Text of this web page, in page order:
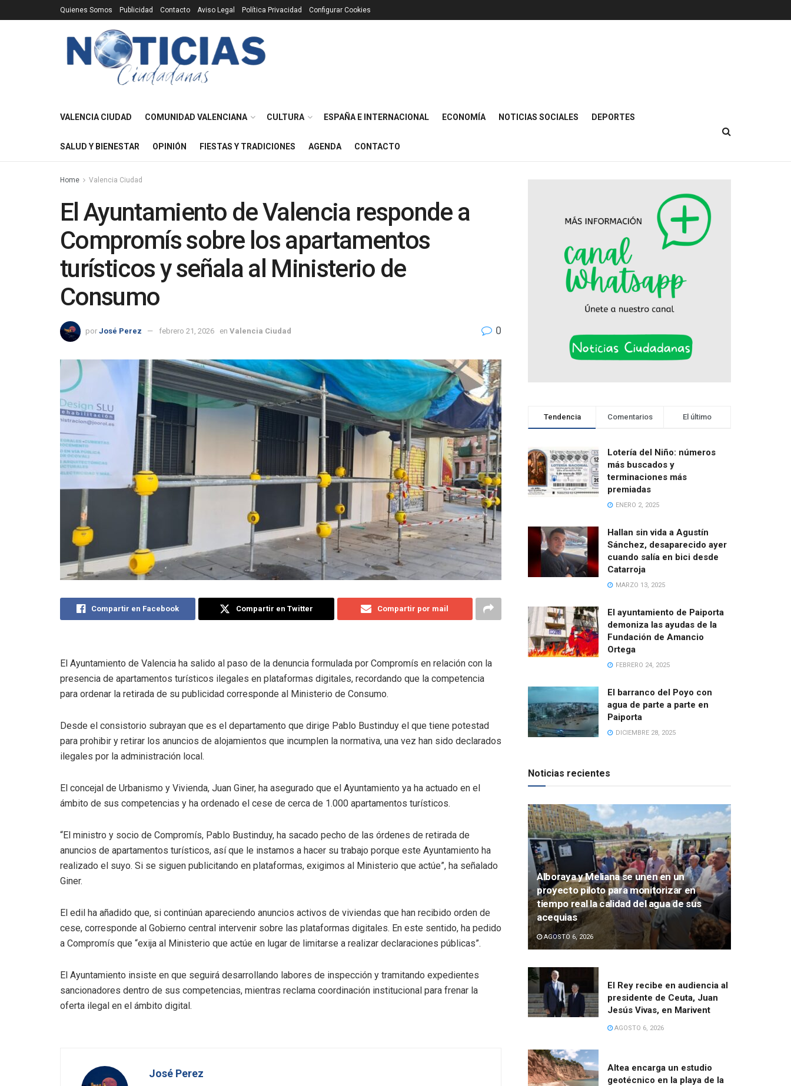
Quienes Somos Publicidad Contacto Aviso Legal Política Privacidad Configurar Cookies
VALENCIA CIUDAD COMUNIDAD VALENCIANA CULTURA ESPAÑA E INTERNACIONAL ECONOMÍA NOTICIAS SOCIALES DEPORTES
SALUD Y BIENESTAR OPINIÓN FIESTAS Y TRADICIONES AGENDA CONTACTO
Home Valencia Ciudad
El Ayuntamiento de Valencia responde a
Compromís sobre los apartamentos
turísticos y señala al Ministerio de
Consumo
por José Perez febrero 21, 2026 en Valencia Ciudad 0
Compartir en Facebook Compartir en Twitter Compartir por mail
El Ayuntamiento de Valencia ha salido al paso de la denuncia formulada por Compromís en relación con la
presencia de apartamentos turísticos ilegales en plataformas digitales, recordando que la competencia
para ordenar la retirada de su publicidad corresponde al Ministerio de Consumo.
Desde el consistorio subrayan que es el departamento que dirige Pablo Bustinduy el que tiene potestad
para prohibir y retirar los anuncios de alojamientos que incumplen la normativa, una vez han sido declarados
ilegales por la administración local.
El concejal de Urbanismo y Vivienda, Juan Giner, ha asegurado que el Ayuntamiento ya ha actuado en el
ámbito de sus competencias y ha ordenado el cese de cerca de 1.000 apartamentos turísticos.
“El ministro y socio de Compromís, Pablo Bustinduy, ha sacado pecho de las órdenes de retirada de
anuncios de apartamentos turísticos, así que le instamos a hacer su trabajo porque este Ayuntamiento ha
realizado el suyo. Si se siguen publicitando en plataformas, exigimos al Ministerio que actúe”, ha señalado
Giner.
El edil ha añadido que, si continúan apareciendo anuncios activos de viviendas que han recibido orden de
cese, corresponde al Gobierno central intervenir sobre las plataformas digitales. En este sentido, ha pedido
a Compromís que “exija al Ministerio que actúe en lugar de limitarse a realizar declaraciones públicas”.
El Ayuntamiento insiste en que seguirá desarrollando labores de inspección y tramitando expedientes
sancionadores dentro de sus competencias, mientras reclama coordinación institucional para frenar la
oferta ilegal en el ámbito digital.
José Perez
Tendencia Comentarios El último
Lotería del Niño: números
más buscados y
terminaciones más
premiadas
ENERO 2, 2025
Hallan sin vida a Agustín
Sánchez, desaparecido ayer
cuando salía en bici desde
Catarroja
MARZO 13, 2025
El ayuntamiento de Paiporta
demoniza las ayudas de la
Fundación de Amancio
Ortega
FEBRERO 24, 2025
El barranco del Poyo con
agua de parte a parte en
Paiporta
DICIEMBRE 28, 2025
Noticias recientes
Alboraya y Meliana se unen en un
proyecto piloto para monitorizar en
tiempo real la calidad del agua de sus
acequias
AGOSTO 6, 2026
El Rey recibe en audiencia al
presidente de Ceuta, Juan
Jesús Vivas, en Marivent
AGOSTO 6, 2026
Altea encarga un estudio
geotécnico en la playa de la